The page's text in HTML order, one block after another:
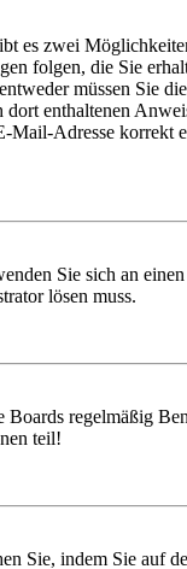
es zwei
folgen, die Sie
müssen Sie
enthaltenen
Adresse korrekt
Sie sich an
lösen muss.
regelmäßig
teil!
Sie, indem Sie auf